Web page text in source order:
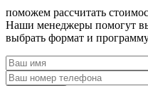
поможем рассчитать
Наши менеджеры помогут
выбрать формат и